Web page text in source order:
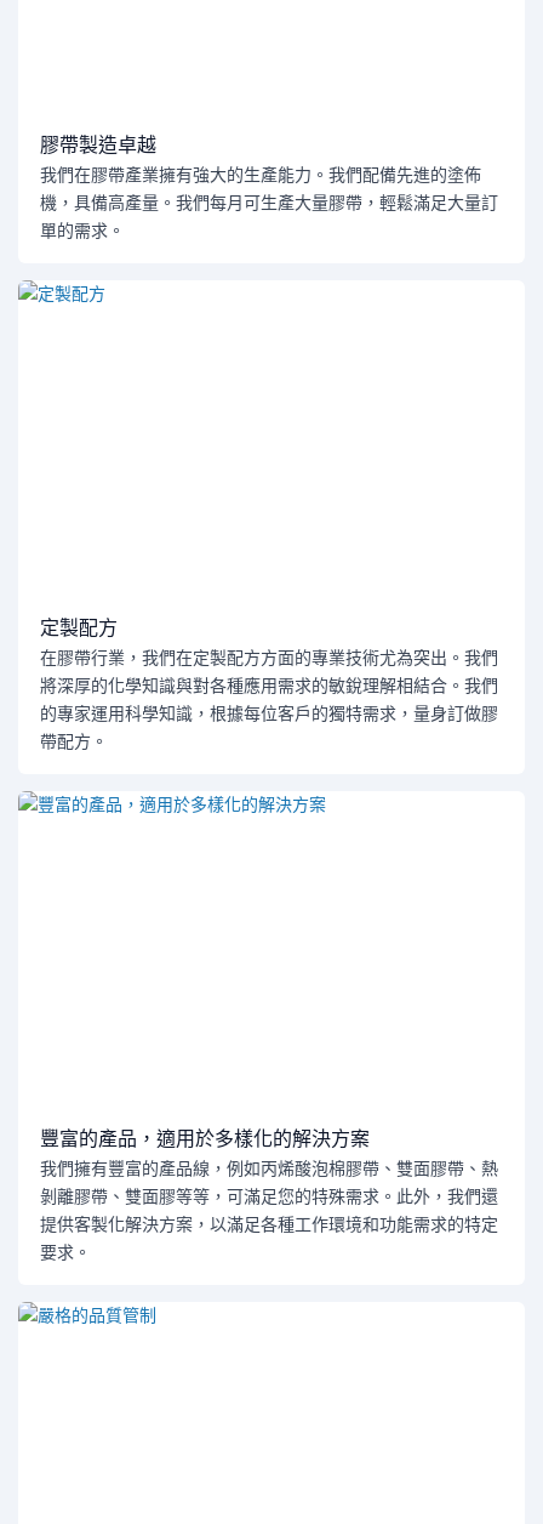
膠帶製造卓越
我們在膠帶產業擁有強大的生產能力。我們配備先進的塗佈
機，具備高產量。我們每月可生產大量膠帶，輕鬆滿足大量訂
單的需求。
定製配方
在膠帶行業，我們在定製配方方面的專業技術尤為突出。我們
將深厚的化學知識與對各種應用需求的敏銳理解相結合。我們
的專家運用科學知識，根據每位客戶的獨特需求，量身訂做膠
帶配方。
豐富的產品，適用於多樣化的解決方案
我們擁有豐富的產品線，例如丙烯酸泡棉膠帶、雙面膠帶、熱
剝離膠帶、雙面膠等等，可滿足您的特殊需求。此外，我們還
提供客製化解決方案，以滿足各種工作環境和功能需求的特定
要求。